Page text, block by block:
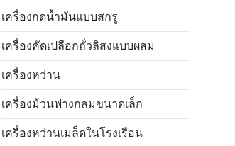
เครื่องกดน้ำมันแบบสกรู
เครื่องคัดเปลือกถั่วลิสงแบบผสม
เครื่องหว่าน
เครื่องม้วนฟางกลมขนาดเล็ก
เครื่องหว่านเมล็ดในโรงเรือน